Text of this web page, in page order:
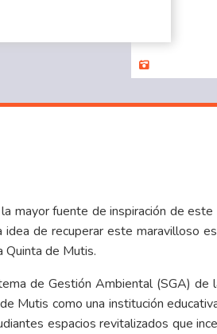
mayor fuente de inspiración de
de recuperar este maravilloso
Quinta de Mutis.
de Gestión Ambiental (SGA)
Mutis como una institución
espacios revitalizados que